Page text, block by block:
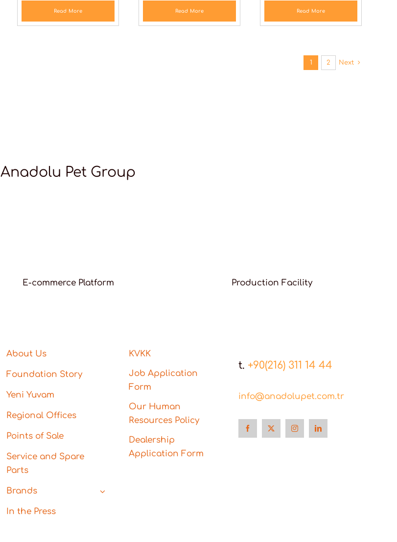
Read More Read More Read More
1 2 Next
Anadolu Pet Group
E-commerce Platform Production Facility
About Us
Foundation Story
Yeni Yuvam
Regional Offices
Points of Sale
Service and Spare
Parts
Brands
In the Press
KVKK
Job Application
Form
Our Human
Resources Policy
Dealership
Application Form
t. +90(216) 311 14 44
info@anadolupet.com.tr